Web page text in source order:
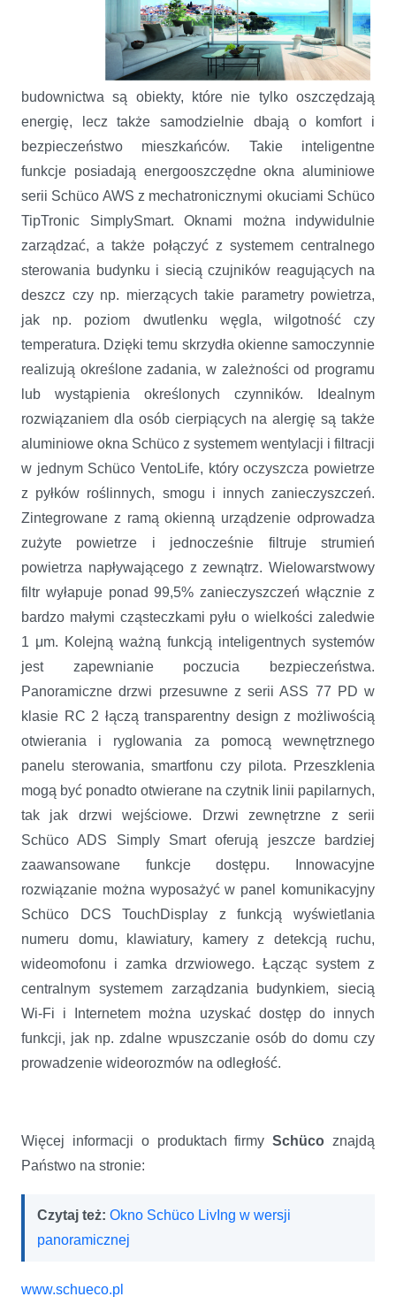
budownictwa są obiekty, które nie tylko oszczędzają
energię, lecz także samodzielnie dbają o komfort i
bezpieczeństwo mieszkańców. Takie inteligentne
funkcje posiadają energooszczędne okna aluminiowe
serii Schüco AWS z mechatronicznymi okuciami Schüco
TipTronic SimplySmart. Oknami można indywidulnie
zarządzać, a także połączyć z systemem centralnego
sterowania budynku i siecią czujników reagujących na
deszcz czy np. mierzących takie parametry powietrza,
jak np. poziom dwutlenku węgla, wilgotność czy
temperatura. Dzięki temu skrzydła okienne samoczynnie
realizują określone zadania, w zależności od programu
lub wystąpienia określonych czynników. Idealnym
rozwiązaniem dla osób cierpiących na alergię są także
aluminiowe okna Schüco z systemem wentylacji i filtracji
w jednym Schüco VentoLife, który oczyszcza powietrze
z pyłków roślinnych, smogu i innych zanieczyszczeń.
Zintegrowane z ramą okienną urządzenie odprowadza
zużyte powietrze i jednocześnie filtruje strumień
powietrza napływającego z zewnątrz. Wielowarstwowy
filtr wyłapuje ponad 99,5% zanieczyszczeń włącznie z
bardzo małymi cząsteczkami pyłu o wielkości zaledwie
1 μm. Kolejną ważną funkcją inteligentnych systemów
jest zapewnianie poczucia bezpieczeństwa.
Panoramiczne drzwi przesuwne z serii ASS 77 PD w
klasie RC 2 łączą transparentny design z możliwością
otwierania i ryglowania za pomocą wewnętrznego
panelu sterowania, smartfonu czy pilota. Przeszklenia
mogą być ponadto otwierane na czytnik linii papilarnych,
tak jak drzwi wejściowe. Drzwi zewnętrzne z serii
Schüco ADS Simply Smart oferują jeszcze bardziej
zaawansowane funkcje dostępu. Innowacyjne
rozwiązanie można wyposażyć w panel komunikacyjny
Schüco DCS TouchDisplay z funkcją wyświetlania
numeru domu, klawiatury, kamery z detekcją ruchu,
wideomofonu i zamka drzwiowego. Łącząc system z
centralnym systemem zarządzania budynkiem, siecią
Wi-Fi i Internetem można uzyskać dostęp do innych
funkcji, jak np. zdalne wpuszczanie osób do domu czy
prowadzenie wideorozmów na odległość.
Więcej informacji o produktach firmySchüco znajdą
Państwo na stronie:
Czytaj też: Okno Schüco LivIng w wersji
panoramicznej
www.schueco.pl